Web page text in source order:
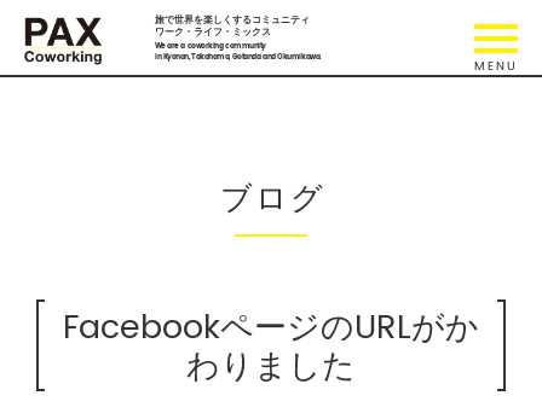
旅で世界を楽しくするコミュニティ
ワーク・ライフ・ミックス
We are a coworking community
in Kyonan, Takahama, Gotanda and Okumikawa.
ブログ
FacebookページのURLがか
わりました